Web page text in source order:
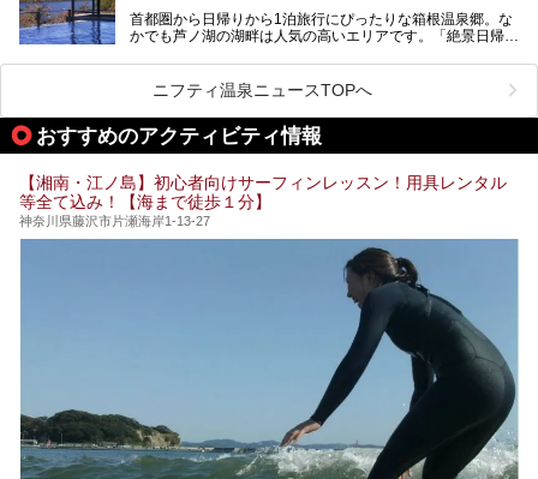
業」「駅近」など、目的別に厳選して紹介します。
今の気分にぴったりの施設を見つけて、最高のリフレッシュ
昭和の日本を代表する建築家の一人、村野藤吾が芦ノ湖の畔
に建てた桃源郷のようなホテルがここ。自家源泉の温泉や、
提供元：株式会社西武・プリンスホテルズワールドワイド
【PR】
この記事はザ・プリンス 箱根芦ノ湖のPR記事です。
首都圏から日帰りから1泊旅行にぴったりな箱根温泉郷。な
かでも芦ノ湖の湖畔は人気の高いエリアです。「絶景日帰り
が楽しめるまさに眺望自慢の日帰り温泉。
そしてここは全24室の「箱根 芦ノ湖畔蛸川温泉 龍宮殿」と
して宿泊もできます。宿泊者は「龍宮殿本館」の営業時間に
加えて、朝6時からの宿泊者専用時間帯にも「龍宮殿本館」
のお風呂が利用できます。
今回は日帰り温泉としての「絶景日帰り温泉 龍宮殿本館
（以下、龍宮殿本館）」と、旅館としての「箱根 芦ノ湖畔
蛸川温泉 龍宮殿（以下、龍宮殿）」の両方の魅力をたっぷ
りお伝えします！
ここは箱根神社、九頭龍神社、白龍神社、箱根元宮と箱根の
4つの神社に囲まれたパワースポットです。
提供元：株式会社西武・プリンスホテルズワールドワイド
この記事は箱根 芦ノ湖畔蛸川温泉 龍宮殿のPR記事です。
ニフティ温泉ニュースTOPへ
おすすめのアクティビティ情報
【湘南・江ノ島】初心者向けサーフィンレッスン！用具レンタル
等全て込み！【海まで徒歩１分】
神奈川県藤沢市片瀬海岸1-13-27